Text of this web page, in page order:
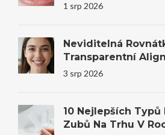
1 srp 2026
Neviditelná
Transparentní
Úsměvy I
3 srp 2026
10 Nejlepších Typů
Zubů Na Trhu V